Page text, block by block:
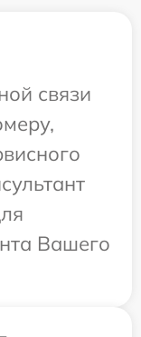
связи
Вашего